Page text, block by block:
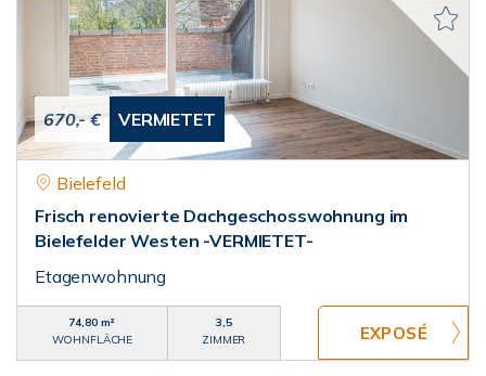
670,- € VERMIETET
Bielefeld
Frisch renovierte Dachgeschosswohnung im
Bielefelder Westen -VERMIETET-
Etagenwohnung
74,80 m²
WOHNFLÄCHE
3,5
ZIMMER